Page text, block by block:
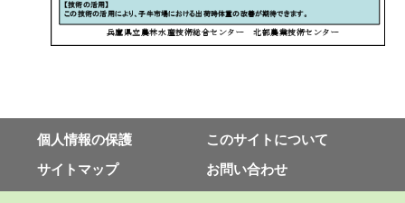
個⼈情報の保護
このサイトについて
サイトマップ
お問い合わせ